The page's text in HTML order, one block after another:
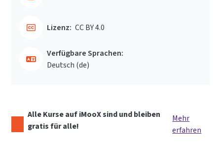
Lizenz: CC BY 4.0
Verfügbare Sprachen:
Deutsch ‎(de)‎
Alle Kurse auf iMooX sind und bleiben
gratis für alle!
Mehr
erfahren